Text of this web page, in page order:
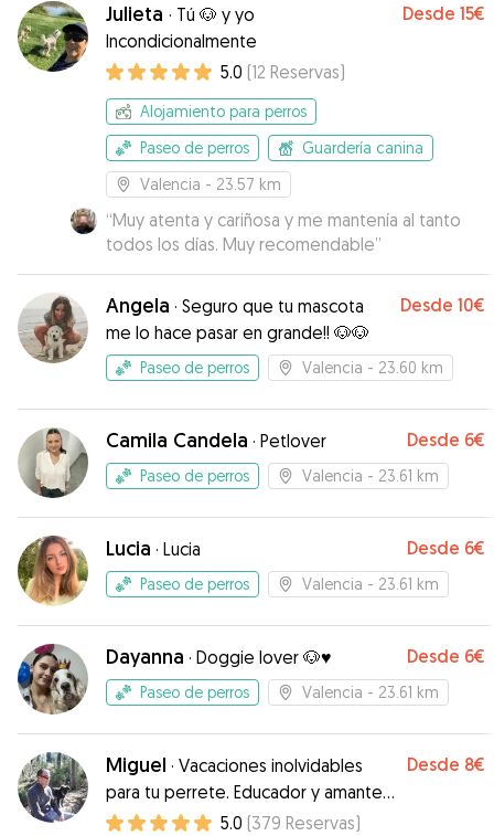
Julieta · Tú 🐶 y yo
Incondicionalmente
Desde 15€
5.0 (12 Reservas)
Alojamiento para perros
Paseo de perros
Guardería canina
Valencia - 23.57 km
“Muy atenta y cariñosa y me mantenía al tanto
todos los días. Muy recomendable”
Angela · Seguro que tu mascota
me lo hace pasar en grande!! 🐶🐶
Desde 10€
Paseo de perros Valencia - 23.60 km
Camila Candela · Petlover Desde 6€
Paseo de perros Valencia - 23.61 km
Lucia · Lucia Desde 6€
Paseo de perros Valencia - 23.61 km
Dayanna · Doggie lover 🐶♥️ Desde 6€
Paseo de perros Valencia - 23.61 km
Miguel · Vacaciones inolvidables
para tu perrete. Educador y amante
de los animales.
Desde 8€
5.0 (379 Reservas)